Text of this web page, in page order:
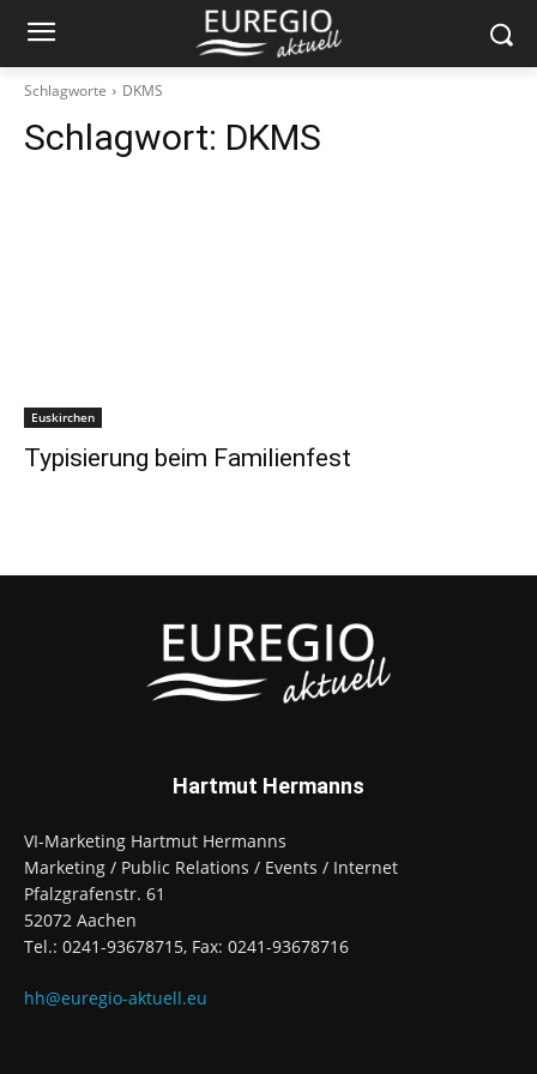
Schlagworte DKMS
Schlagwort: DKMS
Euskirchen
Typisierung beim Familienfest
Hartmut Hermanns
VI-Marketing Hartmut Hermanns
Marketing / Public Relations / Events / Internet
Pfalzgrafenstr. 61
52072 Aachen
Tel.: 0241-93678715, Fax: 0241-93678716
hh@euregio-aktuell.eu